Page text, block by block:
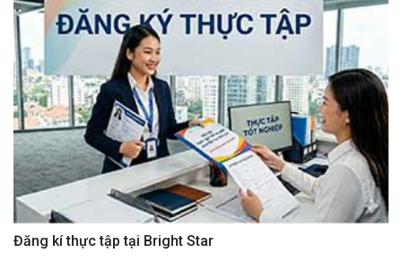
Đăng kí thực tập tại Bright Star